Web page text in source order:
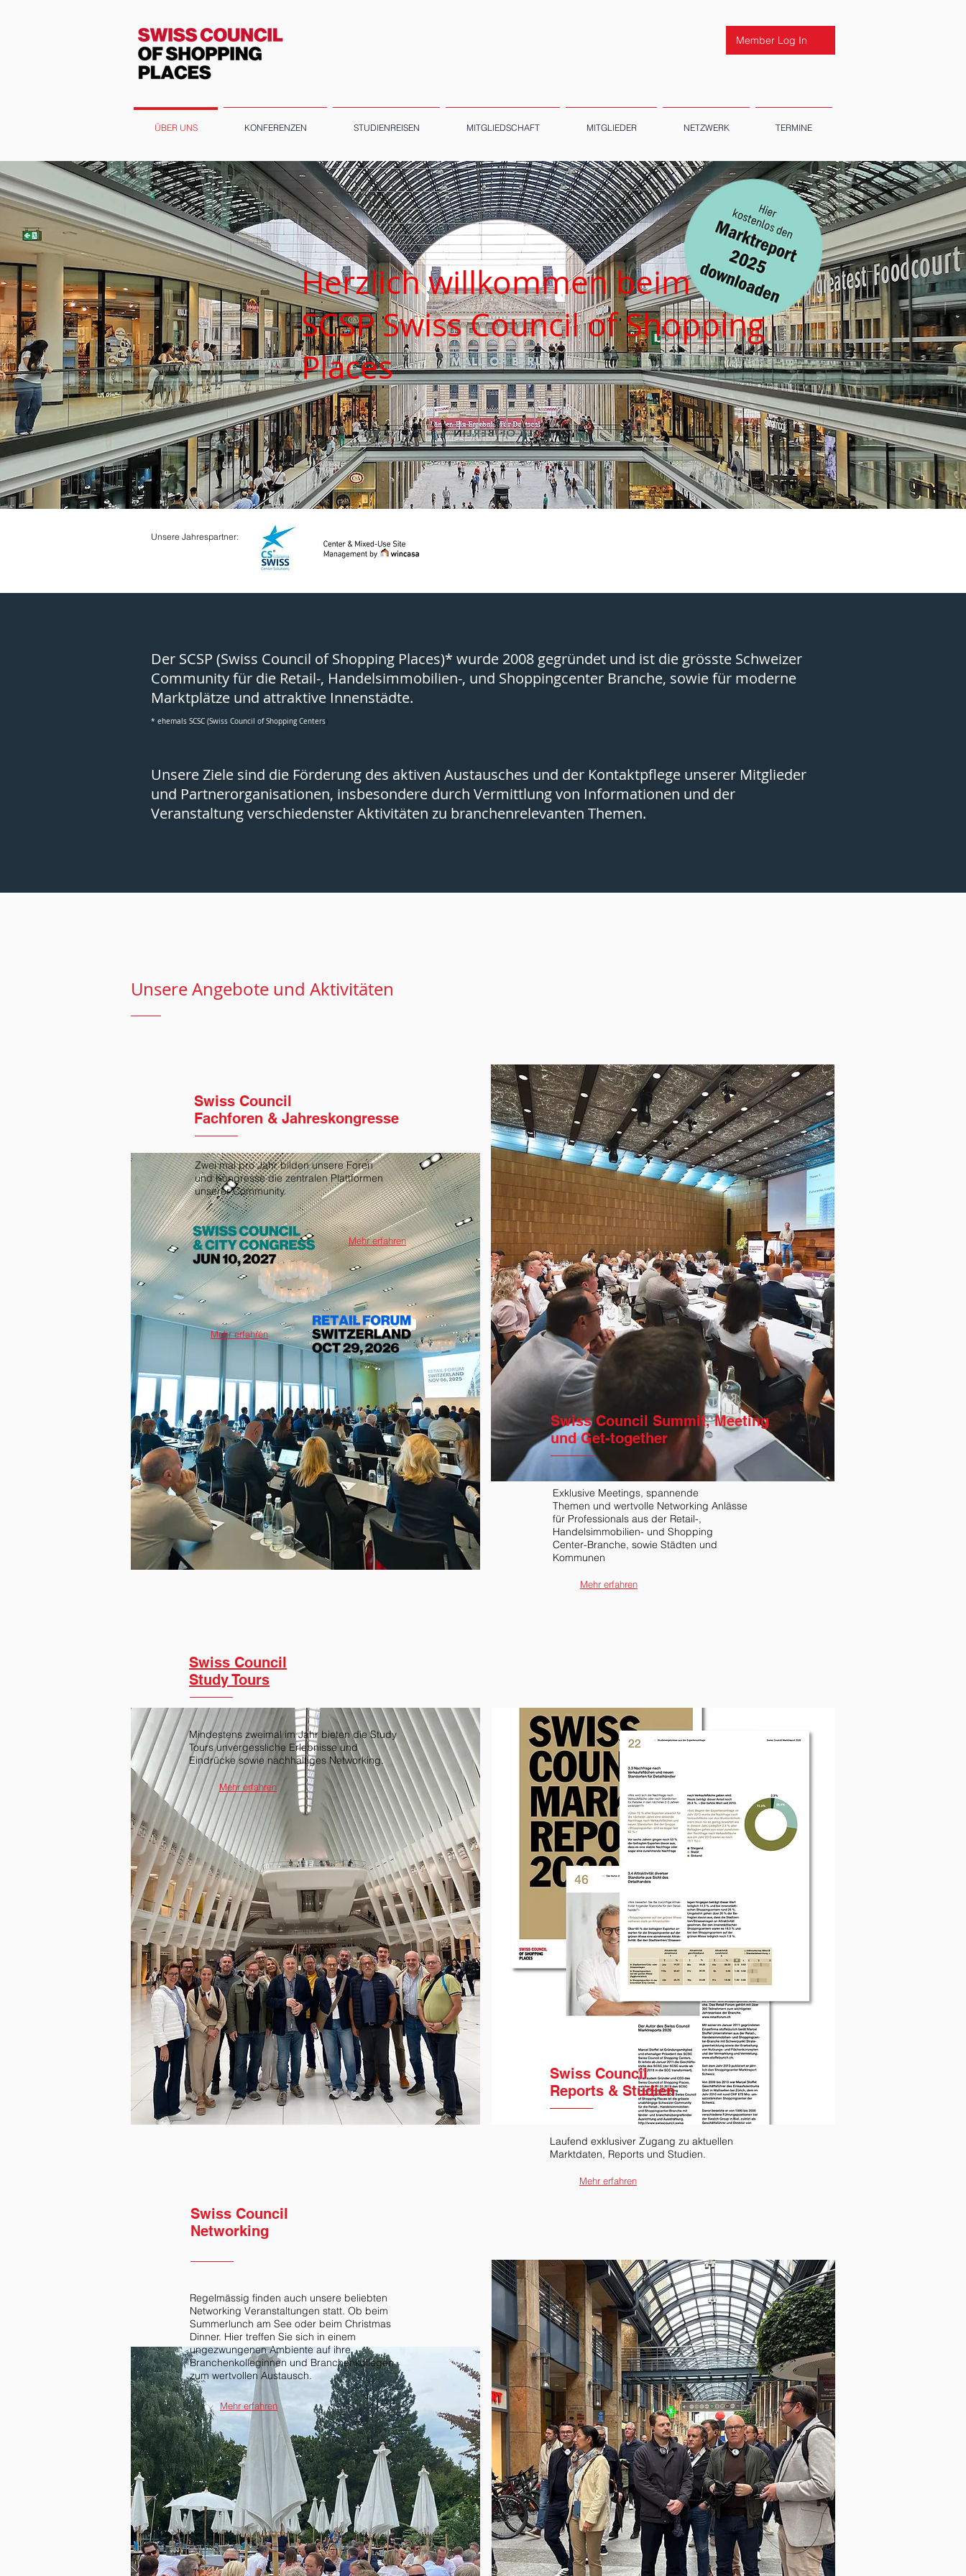
Member Log In
ÜBER UNS KONFERENZEN STUDIENREISEN MITGLIEDSCHAFT MITGLIEDER NETZWERK TERMINE
Herzlich willkommen beim
SCSP Swiss Council of Shopping
Places
Unsere Jahrespartner:
Der SCSP (Swiss Council of Shopping Places)* wurde 2008 gegründet und ist die grösste Schweizer
Community für die Retail-, Handelsimmobilien-, und Shoppingcenter Branche, sowie für moderne
Marktplätze und attraktive Innenstädte.
* ehemals SCSC (Swiss Council of Shopping Centers)
Unsere Ziele sind die Förderung des aktiven Austausches und der Kontaktpflege unserer Mitglieder
und Partnerorganisationen, insbesondere durch Vermittlung von Informationen und der
Veranstaltung verschiedenster Aktivitäten zu branchenrelevanten Themen.
Unsere Angebote und Aktivitäten
Swiss Council
Fachforen & Jahreskongresse
Zwei mal pro Jahr bilden unsere Foren
und Kongresse die zentralen Plattformen
unserer Community.
Mehr erfahren
Mehr erfahren
Swiss Council Summit, Meeting
und Get-together
Exklusive Meetings, spannende
Themen und wertvolle Networking Anlässe
für Professionals aus der Retail-,
Handelsimmobilien- und Shopping
Center-Branche, sowie Städten und
Kommunen
Mehr erfahren
Swiss Council
Study Tours
Mindestens zweimal im Jahr bieten die Study
Tours unvergessliche Erlebnisse und
Eindrücke sowie nachhaltiges Networking.
Mehr erfahren
Swiss Council
Networking
Regelmässig finden auch unsere beliebten
Networking Veranstaltungen statt. Ob beim
Summerlunch am See oder beim Christmas
Dinner. Hier treffen Sie sich in einem
ungezwungenen Ambiente auf ihre
Branchenkolleginnen und Branchenkollegen
zum wertvollen Austausch.
Mehr erfahren
Swiss Council
Reports & Studien
Laufend exklusiver Zugang zu aktuellen
Marktdaten, Reports und Studien.
Mehr erfahren